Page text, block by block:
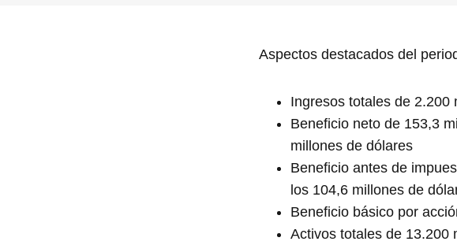
Aspectos destacados del
Ingresos totales de 2.200
Beneficio neto de 153,3
millones de dólares
Beneficio antes de
los 104,6 millones de
Beneficio básico por
Activos totales de 13.200